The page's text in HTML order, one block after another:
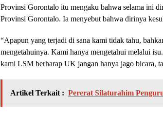
Provinsi Gorontalo itu mengaku bahwa selama ini
Provinsi Gorontalo. Ia menyebut bahwa dirinya
“Apapun yang terjadi di sana kami tidak tahu,
mengetahuinya. Kami hanya mengetahui melalui
kami LSM berharap UK jangan hanya jago bicara,
Artikel Terkait : Pererat Silaturahim